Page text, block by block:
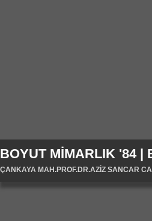
BOYUT MİMARLIK '84
ÇANKAYA MAH.PROF.DR.AZİZ SANCAR